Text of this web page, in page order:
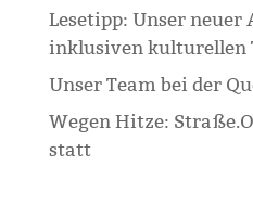
Lesetipp: Unser
inklusiven kulturellen
Unser Team bei der
Wegen Hitze:
statt